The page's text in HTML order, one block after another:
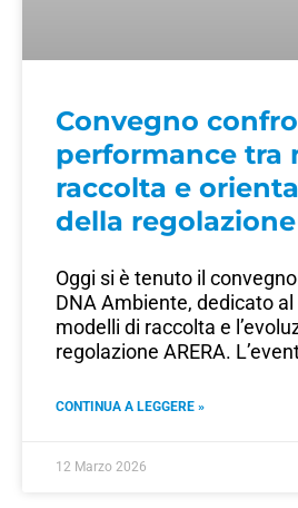
Convegno
performance tra
raccolta e
della regolazione
Oggi si è tenuto il
DNA Ambiente, dedicato
modelli di raccolta e
regolazione ARERA.
CONTINUA A LEGGERE »
12 Marzo 2026